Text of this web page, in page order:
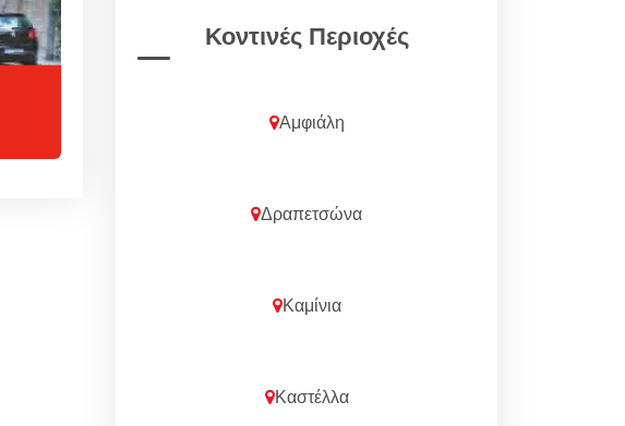
Κοντινές Περιοχές
Αμφιάλη
Δραπετσώνα
Καμίνια
Καστέλλα